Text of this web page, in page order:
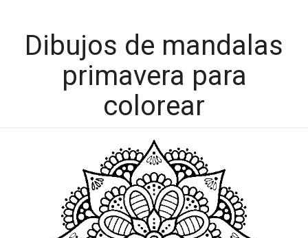
Dibujos de mandalas
primavera para
colorear